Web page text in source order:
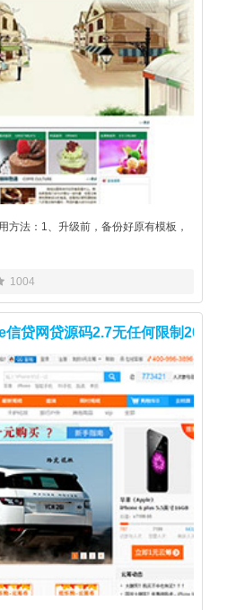
方法：1、升级前，备份好原有模板，
1004
贷网贷源码2.7无任何限制2014